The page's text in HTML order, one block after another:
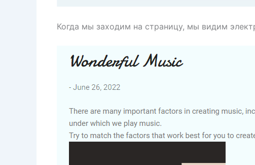
Когда мы заходим на страницу, мы видим